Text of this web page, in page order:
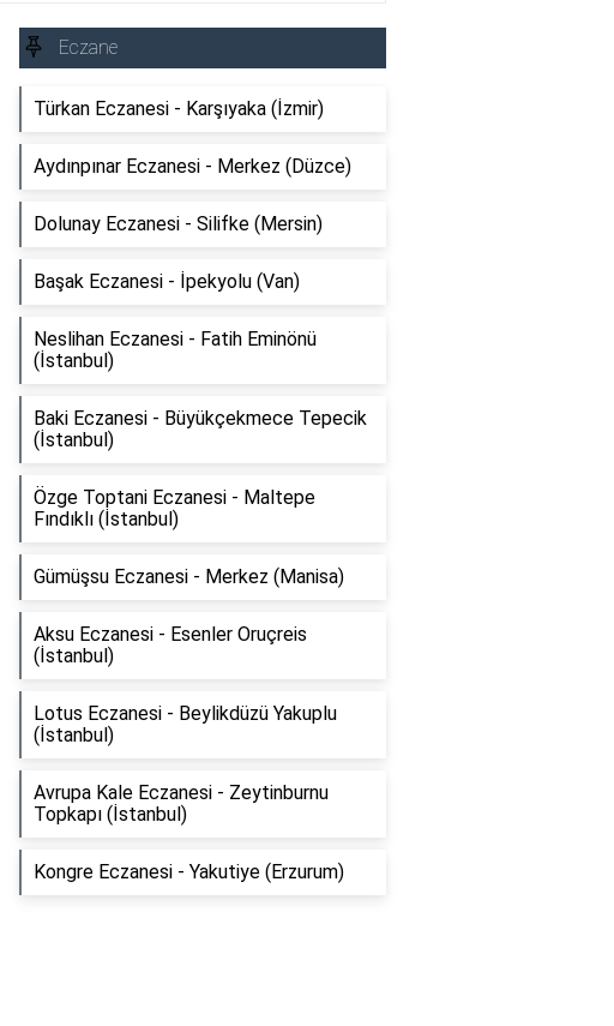
Eczane
Türkan Eczanesi - Karşıyaka (İzmir)
Aydınpınar Eczanesi - Merkez (Düzce)
Dolunay Eczanesi - Silifke (Mersin)
Başak Eczanesi - İpekyolu (Van)
Neslihan Eczanesi - Fatih Eminönü
(İstanbul)
Baki Eczanesi - Büyükçekmece Tepecik
(İstanbul)
Özge Toptani Eczanesi - Maltepe
Fındıklı (İstanbul)
Gümüşsu Eczanesi - Merkez (Manisa)
Aksu Eczanesi - Esenler Oruçreis
(İstanbul)
Lotus Eczanesi - Beylikdüzü Yakuplu
(İstanbul)
Avrupa Kale Eczanesi - Zeytinburnu
Topkapı (İstanbul)
Kongre Eczanesi - Yakutiye (Erzurum)